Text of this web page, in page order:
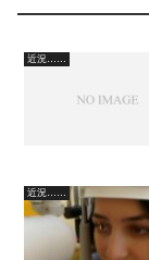
近況……
近況……